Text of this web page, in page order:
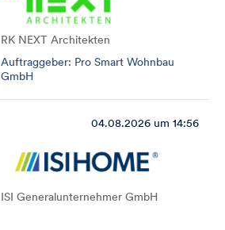
RK NEXT Architekten
Auftraggeber: Pro Smart Wohnbau
GmbH
04.08.2026 um 14:56
ISI Generalunternehmer GmbH